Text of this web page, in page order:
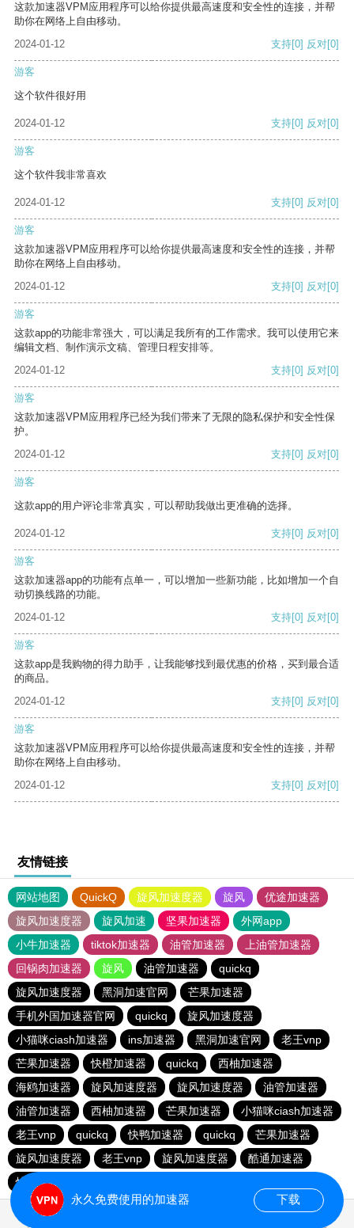
这款加速器VPM应用程序可以给你提供最高速度和安全性的连接，并帮
助你在网络上自由移动。
2024-01-12
支持[0] 反对[0]
游客
这个软件很好用
2024-01-12 支持[0] 反对[0]
游客
这个软件我非常喜欢
2024-01-12 支持[0] 反对[0]
游客
这款加速器VPM应用程序可以给你提供最高速度和安全性的连接，并帮
助你在网络上自由移动。
2024-01-12
支持[0] 反对[0]
游客
这款app的功能非常强大，可以满足我所有的工作需求。我可以使用它来
编辑文档、制作演示文稿、管理日程安排等。
2024-01-12
支持[0] 反对[0]
游客
这款加速器VPM应用程序已经为我们带来了无限的隐私保护和安全性保
护。
2024-01-12
支持[0] 反对[0]
游客
这款app的用户评论非常真实，可以帮助我做出更准确的选择。
2024-01-12 支持[0] 反对[0]
游客
这款加速器app的功能有点单一，可以增加一些新功能，比如增加一个自
动切换线路的功能。
2024-01-12
支持[0] 反对[0]
游客
这款app是我购物的得力助手，让我能够找到最优惠的价格，买到最合适
的商品。
2024-01-12
支持[0] 反对[0]
游客
这款加速器VPM应用程序可以给你提供最高速度和安全性的连接，并帮
助你在网络上自由移动。
2024-01-12
支持[0] 反对[0]
友情链接
网站地图 QuickQ 旋风加速度器 旋风
优途加速器
旋风加速度器
旋风加速 坚果加速器
外网app
小牛加速器
tiktok加速器 油管加速器
上油管加速器
回锅肉加速器
旋风 油管加速器
quickq
旋风加速度器
黑洞加速官网
芒果加速器
手机外国加速器官网
quickq
旋风加速度器
小猫咪ciash加速器
ins加速器 黑洞加速官网
老王vnp
芒果加速器
快橙加速器 quickq
西柚加速器
海鸥加速器
旋风加速度器 旋风加速度器
油管加速器
油管加速器
西柚加速器 芒果加速器
小猫咪ciash加速器
老王vnp
quickq 快鸭加速器 quickq
芒果加速器
旋风加速度器
老王vnp 旋风加速度器
酷通加速器
快橙加速器
永久免费使用的加速器 下载